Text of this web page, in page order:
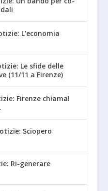
L'economia
Le sfide delle
(11/11 a Firenze)
Firenze chiama!
Sciopero
Ri-generare